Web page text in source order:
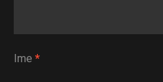
Ime *